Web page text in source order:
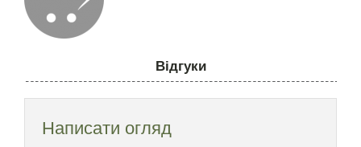
Відгуки
Написати огляд